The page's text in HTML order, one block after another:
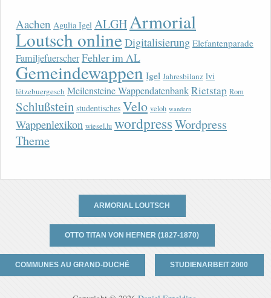
Aachen Agulia Igel ALGHArmorial
Loutsch onlineDigitalisierung Elefantenparade
FamiljefuerscherFehler im AL
Gemeindewappen Igel Jahresbilanz lvi
lëtzebuergesch Meilensteine WappendatenbankRietstap Rom
Schlußstein studentisches Velo veloh wandern
Wappenlexikon wiesel.lu wordpressWordpress
Theme
ARMORIAL LOUTSCH
OTTO TITAN VON HEFNER (1827-1870)
COMMUNES AU GRAND-DUCHÉ STUDIENARBEIT 2000